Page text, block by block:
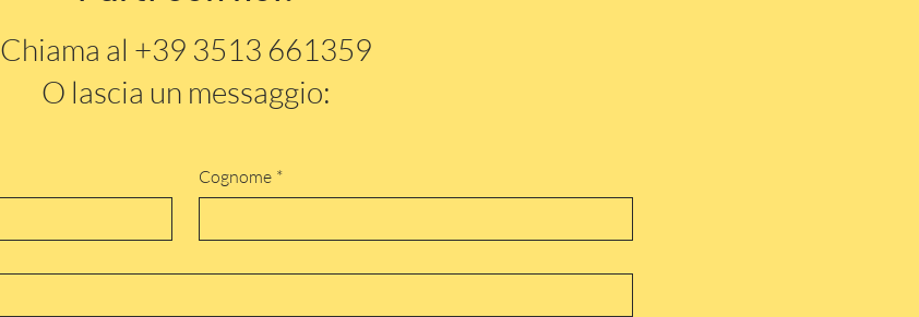
Chiama al +39 3513 661359
O lascia un messaggio:
Cognome *